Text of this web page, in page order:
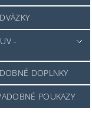
-
DOPLNKY
POUKAZY